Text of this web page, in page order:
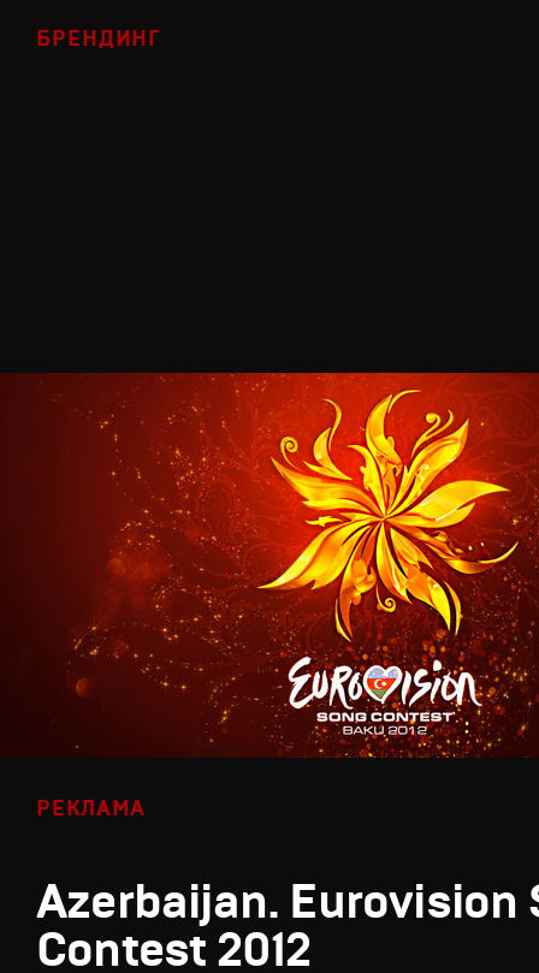
БРЕНДИНГ
РЕКЛАМА
Azerbaijan. Eurovision
Contest 2012